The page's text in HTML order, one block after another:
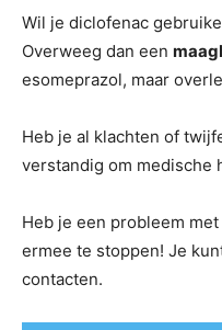
Wil je diclofenac
Overweeg dan een
esomeprazol, maar
Heb je al klachten of
verstandig om medische
Heb je een probleem
ermee te stoppen! Je
contacten.